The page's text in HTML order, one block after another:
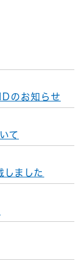
のお知らせ
て
ました